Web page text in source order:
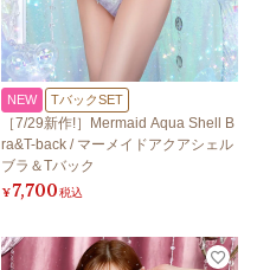
NEW TバックSET
［7/29新作!］Mermaid Aqua Shell B
ra&T-back / マーメイドアクアシェル
ブラ＆Tバック
¥7,700税込